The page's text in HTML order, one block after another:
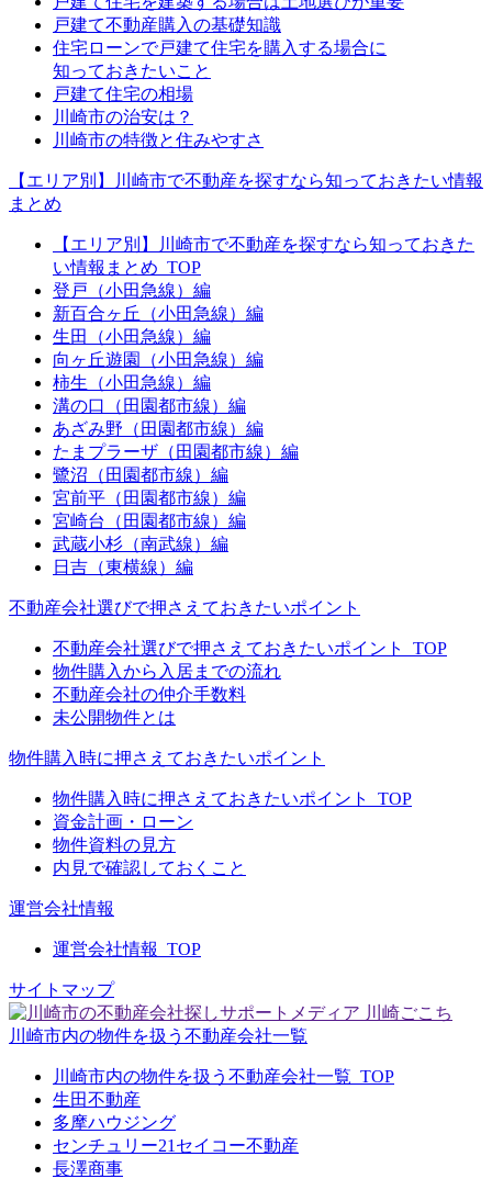
戸建て不動産購入の基礎知識
住宅ローンで戸建て住宅を購入する場合に
知っておきたいこと
戸建て住宅の相場
川崎市の治安は？
川崎市の特徴と住みやすさ
【エリア別】川崎市で不動産を探すなら知っておきたい情報
まとめ
【エリア別】川崎市で不動産を探すなら知っておきた
い情報まとめ_TOP
登戸（小田急線）編
新百合ヶ丘（小田急線）編
生田（小田急線）編
向ヶ丘遊園（小田急線）編
柿生（小田急線）編
溝の口（田園都市線）編
あざみ野（田園都市線）編
たまプラーザ（田園都市線）編
鷺沼（田園都市線）編
宮前平（田園都市線）編
宮崎台（田園都市線）編
武蔵小杉（南武線）編
日吉（東横線）編
不動産会社選びで押さえておきたいポイント
不動産会社選びで押さえておきたいポイント_TOP
物件購入から入居までの流れ
不動産会社の仲介手数料
未公開物件とは
物件購入時に押さえておきたいポイント
物件購入時に押さえておきたいポイント_TOP
資金計画・ローン
物件資料の見方
内見で確認しておくこと
運営会社情報
運営会社情報_TOP
サイトマップ
川崎市内の物件を扱う不動産会社一覧
川崎市内の物件を扱う不動産会社一覧_TOP
生田不動産
多摩ハウジング
センチュリー21セイコー不動産
長澤商事